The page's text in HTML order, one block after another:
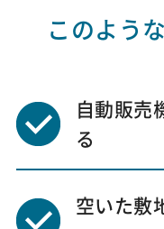
このよう
自動販売
る
空いた敷